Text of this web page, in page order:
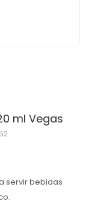
ml Vegas
servir bebidas